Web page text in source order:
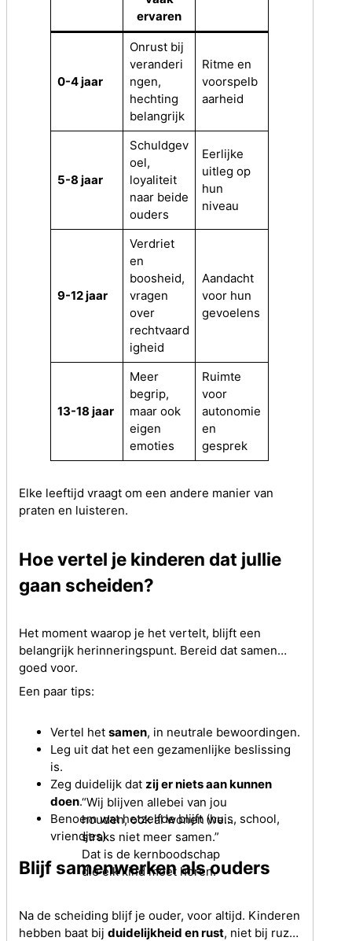
ervaren
0-4 jaar
Onrust bij
veranderi
ngen,
hechting
belangrijk
Ritme en
voorspelb
aarheid
5-8 jaar
Schuldgev
oel,
loyaliteit
naar beide
ouders
Eerlijke
uitleg op
hun
niveau
9-12 jaar
Verdriet
en
boosheid,
vragen
over
rechtvaard
igheid
Aandacht
voor hun
gevoelens
13-18 jaar
Meer
begrip,
maar ook
eigen
emoties
Ruimte
voor
autonomie
en
gesprek
Elke leeftijd vraagt om een andere manier van
praten en luisteren.
Hoe vertel je kinderen dat jullie
gaan scheiden?
Het moment waarop je het vertelt, blijft een
belangrijk herinneringspunt. Bereid dat samen
goed voor.
Een paar tips:
Vertel het samen, in neutrale bewoordingen.
Leg uit dat het een gezamenlijke beslissing
is.
Zeg duidelijk dat zij er niets aan kunnen
doen.
Benoem wat hetzelfde blijft (huis, school,
vriendjes).
“Wij blijven allebei van jou
houden, ook al wonen we
straks niet meer samen.”
Dat is de kernboodschap
die elk kind moet horen.
Blijf samenwerken als ouders
Na de scheiding blijf je ouder, voor altijd. Kinderen
hebben baat bij duidelijkheid en rust, niet bij ruzie